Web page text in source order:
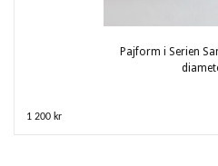
Pajform i Serien
1 200 kr